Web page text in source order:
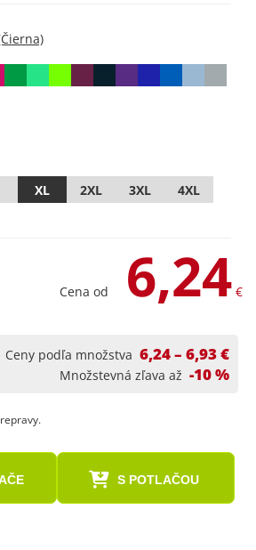
XL 2XL 3XL
4XL
Cena od 6,24 €
Ceny podľa množstva 6,24 – 6,93 €
Množstevná zľava až -10 %
S POTLAČOU